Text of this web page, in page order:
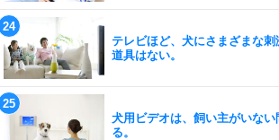
テレビほど、犬にさまざまな
道具はない。
犬用ビデオは、飼い主がいな
る。